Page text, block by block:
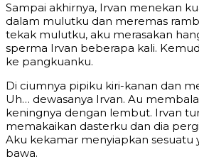
Sampai akhirnya, Irvan menekan
dalam mulutku dan meremas
tekak mulutku, aku merasakan
sperma Irvan beberapa kali.
ke pangkuanku.
Di ciumnya pipiku kiri-kanan dan
Uh… dewasanya Irvan. Au
keningnya dengan lembut. Irvan
memakaikan dasterku dan dia
Aku kekamar menyiapkan sesuatu
bawa.